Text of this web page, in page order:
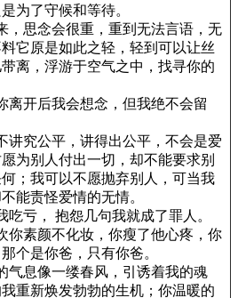
为了守候和等待。
，思念会很重，重到无法言语，无
它原是如此之轻，轻到可以让丝
离，浮游于空气之中，找寻你的
离开后我会想念，但我绝不会留
讲究公平，讲得出公平，不会是爱
为别人付出一切，却不能要求别
；我可以不愿抛弃别人，可当我
能责怪爱情的无情。
亏， 抱怨几句我就成了罪人。
你素颜不化妆，你瘦了他心疼，你
个是你爸，只有你爸。
气息像一缕春风，引诱着我的魂
重新焕发勃勃的生机；你温暖的